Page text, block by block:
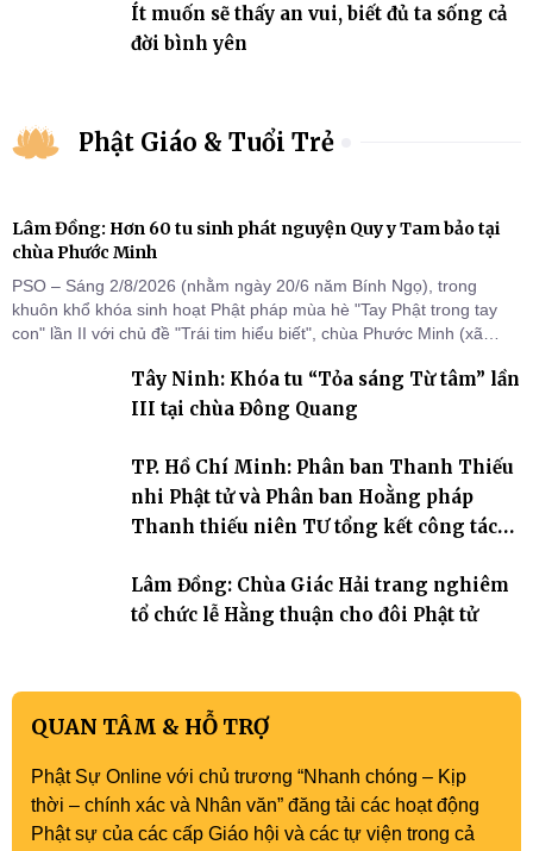
Ít muốn sẽ thấy an vui, biết đủ ta sống cả
đời bình yên
Phật Giáo & Tuổi Trẻ
Lâm Đồng: Hơn 60 tu sinh phát nguyện Quy y Tam bảo tại
chùa Phước Minh
PSO – Sáng 2/8/2026 (nhằm ngày 20/6 năm Bính Ngọ), trong
khuôn khổ khóa sinh hoạt Phật pháp mùa hè "Tay Phật trong tay
con" lần II với chủ đề "Trái tim hiểu biết", chùa Phước Minh (xã
cho hơn 60 tu sinh.Tây Ninh: Khóa tu “Tỏa sáng Từ tâm” lần
III tại chùa Đông Quang
TP. Hồ Chí Minh: Phân ban Thanh Thiếu
nhi Phật tử và Phân ban Hoằng pháp
Thanh thiếu niên TƯ tổng kết công tác
Lâm Đồng: Chùa Giác Hải trang nghiêm
tổ chức lễ Hằng thuận cho đôi Phật tử
QUAN TÂM & HỖ TRỢ
Phật Sự Online với chủ trương “Nhanh chóng – Kịp
thời – chính xác và Nhân văn” đăng tải các hoạt động
Phật sự của các cấp Giáo hội và các tự viện trong cả